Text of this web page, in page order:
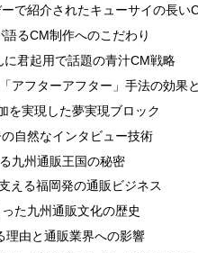
で紹介されたキューサイの長い
るCM制作へのこだわり
に君起用で話題の青汁CM戦略
アフターアフター」手法の効果
を実現した夢実現ブロック
自然なインタビュー技術
九州通販王国の秘密
える福岡発の通販ビジネス
た九州通販文化の歴史
理由と通販業界への影響